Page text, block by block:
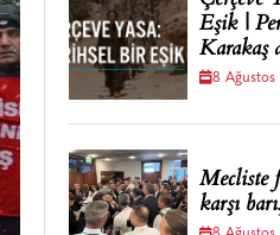
Eşik |
Karakaş
8 Ağustos
Mecliste
karşı